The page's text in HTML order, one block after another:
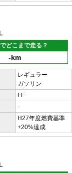
どこまで走る？
-km
レギュラー
ガソリン
FF
-
H27年度燃費基準
+20%達成